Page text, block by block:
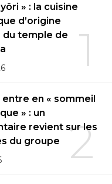
1
» : la cuisine
d’origine
temple de
2
en « sommeil
» : un
revient sur les
du groupe